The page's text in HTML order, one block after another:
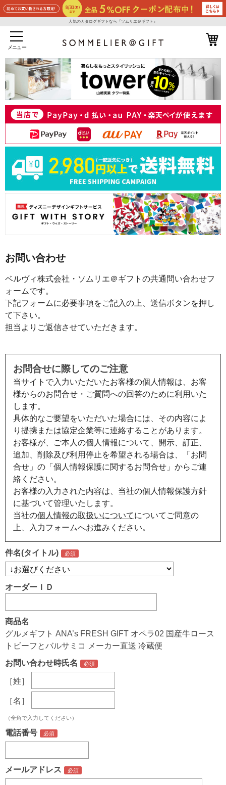
人気のカタログギフトなら『ソムリエ＠ギフト』
メニュー
お問い合わせ
ベルヴィ株式会社・ソムリエ＠ギフトの共通問い合わせフ
ォームです。
下記フォームに必要事項をご記入の上、送信ボタンを押し
て下さい。
担当よりご返信させていただきます。
お問合せに際してのご注意
当サイトで入力いただいたお客様の個人情報は、お客
様からのお問合せ・ご質問への回答のために利用いた
します。
具体的なご要望をいただいた場合には、その内容によ
り提携または協定企業等に連絡することがあります。
お客様が、ご本人の個人情報について、開示、訂正、
追加、削除及び利用停止を希望される場合は、「お問
合せ」の「個人情報保護に関するお問合せ」からご連
絡ください。
お客様の入力された内容は、当社の個人情報保護方針
に基づいて管理いたします。
当社の個人情報の取扱いについてについてご同意の
上、入力フォームへお進みください。
件名(タイトル)
オーダーＩＤ
商品名
グルメギフト ANA’s FRESH GIFT オペラ02 国産牛ロース
トビーフとバルサミコ メーカー直送 冷蔵便
お問い合わせ時氏名
［姓］
［名］
（全角で入力してください）
電話番号
メールアドレス